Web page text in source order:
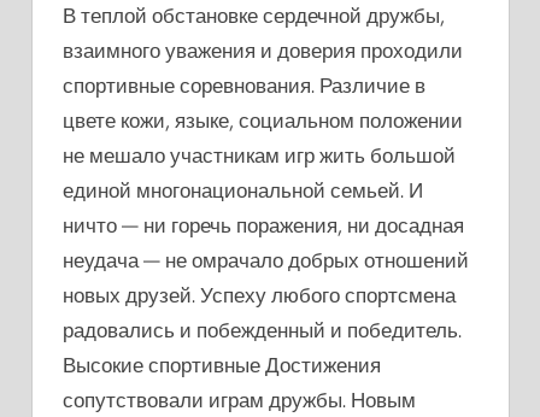
В теплой обстановке сердечной дружбы,
взаимного уважения и доверия проходили
спортивные соревнования. Различие в
цвете кожи, языке, социальном положении
не мешало участникам игр жить большой
единой многонациональной семьей. И
ничто — ни горечь поражения, ни досадная
неудача — не омрачало добрых отношений
новых друзей. Успеху любого спортсмена
радовались и побежденный и победитель.
Высокие спортивные Достижения
сопутствовали играм дружбы. Новым